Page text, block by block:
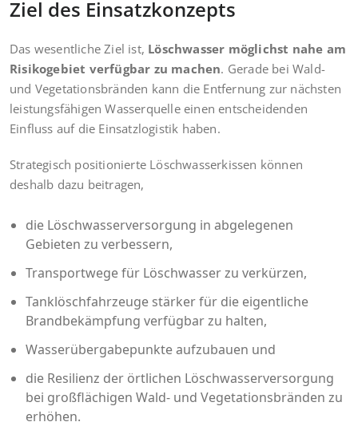
Ziel des Einsatzkonzepts
Das wesentliche Ziel ist, Löschwasser möglichst nahe am
Risikogebiet verfügbar zu machen. Gerade bei Wald-
und Vegetationsbränden kann die Entfernung zur nächsten
leistungsfähigen Wasserquelle einen entscheidenden
Einfluss auf die Einsatzlogistik haben.
Strategisch positionierte Löschwasserkissen können
deshalb dazu beitragen,
die Löschwasserversorgung in abgelegenen
Gebieten zu verbessern,
Transportwege für Löschwasser zu verkürzen,
Tanklöschfahrzeuge stärker für die eigentliche
Brandbekämpfung verfügbar zu halten,
Wasserübergabepunkte aufzubauen und
die Resilienz der örtlichen Löschwasserversorgung
bei großflächigen Wald- und Vegetationsbränden zu
erhöhen.